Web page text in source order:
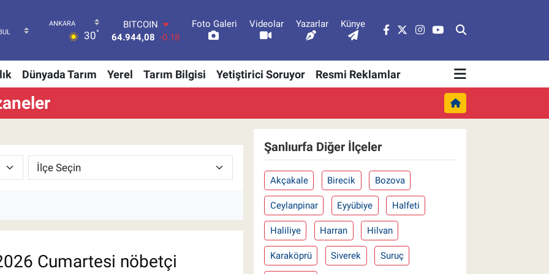
30°
DOLAR
47,7436
0.18
55,2510 0.32
STERLİN
64,4811 0.38
Foto Galeri Videolar Yazarlar Künye
Dünyada Tarım Yerel Tarım Bilgisi Yetiştirici Soruyor Resmi Reklamlar
Cumartesi nöbetçi
Şanlıurfa Diğer İlçeler
Akçakale Birecik Bozova
Ceylanpinar Eyyübiye Halfeti
Haliliye Harran Hilvan
Karaköprü Siverek Suruç